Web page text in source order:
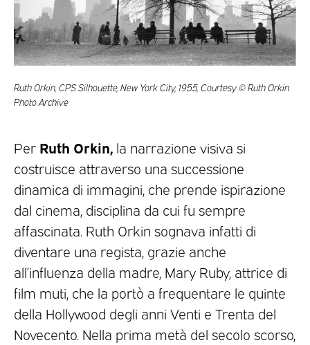
Ruth Orkin, CPS Silhouette, New York City, 1955, Courtesy © Ruth Orkin
Photo Archive
Per Ruth Orkin, la narrazione visiva si
costruisce attraverso una successione
dinamica di immagini, che prende ispirazione
dal cinema, disciplina da cui fu sempre
affascinata. Ruth Orkin sognava infatti di
diventare una regista, grazie anche
all’influenza della madre, Mary Ruby, attrice di
film muti, che la portò a frequentare le quinte
della Hollywood degli anni Venti e Trenta del
Novecento. Nella prima metà del secolo scorso,